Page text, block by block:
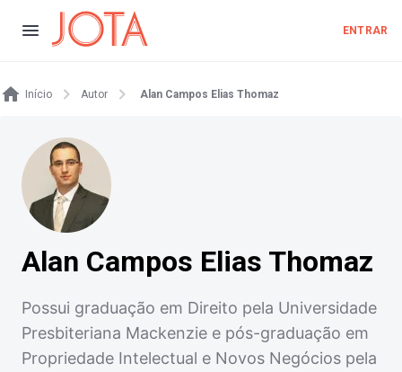
ENTRAR
Início Autor Alan Campos Elias Thomaz
Alan Campos Elias Thomaz
Possui graduação em Direito pela Universidade
Presbiteriana Mackenzie e pós-graduação em
Propriedade Intelectual e Novos Negócios pela